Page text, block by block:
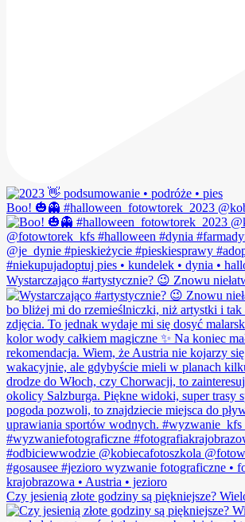
Boo! 🎃👻 #halloween_fotowtorek_2023
Wystarczająco #artystycznie? 😉 Znowu
Czy jesienią złote godziny są piękniejsze?